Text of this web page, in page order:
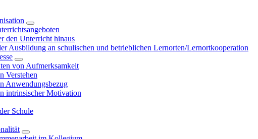
den Unterricht hinaus
Ausbildung an schulischen und betrieblichen Lernorten/Lernortkooperation
von Aufmerksamkeit
Verstehen
Anwendungsbezug
intrinsischer Motivation
Schule